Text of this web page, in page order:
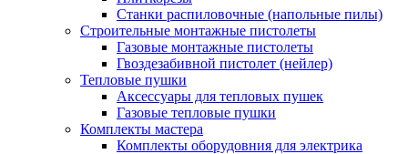
Станки распиловочные (напольные пилы)
Строительные монтажные пистолеты
Газовые монтажные пистолеты
Гвоздезабивной пистолет (нейлер)
Тепловые пушки
Аксессуары для тепловых пушек
Газовые тепловые пушки
Комплекты мастера
Комплекты оборудовния для электрика